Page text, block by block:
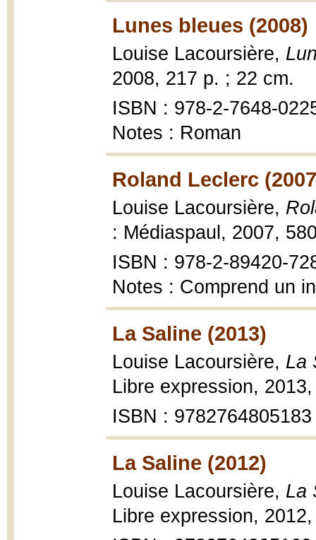
Lunes bleues (2008)
Louise Lacoursière,
2008, 217 p. ; 22 cm.
ISBN : 978-2-7648-
Notes : Roman
Roland Leclerc
Louise Lacoursière,
: Médiaspaul, 2007,
ISBN : 978-2-89420-
Notes : Comprend un
La Saline (2013)
Louise Lacoursière, La
Libre expression,
ISBN : 9782764805183
La Saline (2012)
Louise Lacoursière, La
Libre expression,